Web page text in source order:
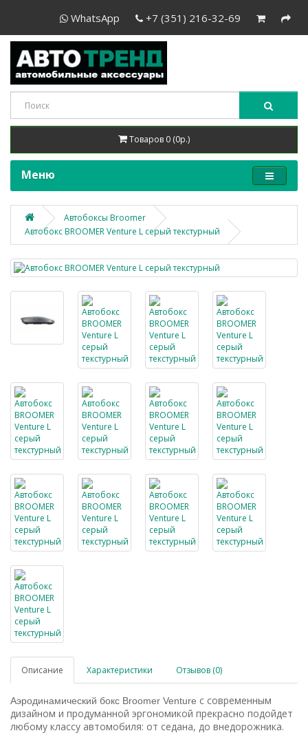
WhatsApp +7 (351) 216-32-69
Товаров 0 (0р.)
Меню
Автобоксы Broomer
Автобокс BROOMER Venture L серый текстурный
Описание Характеристики Отзывов (0)
Аэродинамический бокс Broomer Venture с современным
дизайном и продуманной эргономикой прекрасно подойдет
любому классу автомобиля: от седана, до внедорожника.